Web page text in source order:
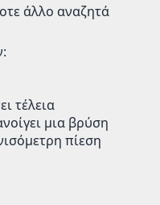
άλλο αναζητά
τέλεια
μια βρύση
πίεση